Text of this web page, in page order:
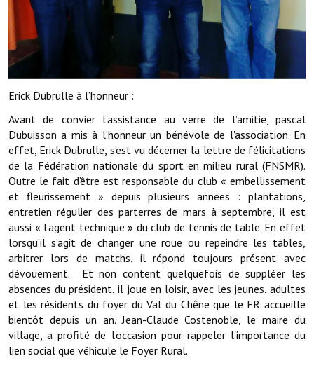
France Renov
Déchets ménagers, tri sélectif, encombrants
Services publics communaux
Démarches administratives
Urbanisme
Biens à louer
Terrains et maisons à vendre
Etablissements scolaires
Equipements sportifs
Bibliothèque
Commerçants, artisans
Commerces et professions libérales
Exploitants agricoles
Erick Dubrulle à l’honneur :
Avant de convier l’assistance au verre de l’amitié, pascal
Dubuisson a mis à l’honneur un bénévole de l'association. En
effet, Erick Dubrulle, s’est vu décerner la lettre de félicitations
de la Fédération nationale du sport en milieu rural (FNSMR).
Outre le fait d’être est responsable du club « embellissement
et fleurissement » depuis plusieurs années : plantations,
entretien régulier des parterres de mars à septembre, il est
aussi « l'agent technique » du club de tennis de table. En effet
lorsqu’il s’agit de changer une roue ou repeindre les tables,
arbitrer lors de matchs, il répond toujours présent avec
dévouement. Et non content quelquefois de suppléer les
absences du président, il joue en loisir, avec les jeunes, adultes
et les résidents du foyer du Val du Chêne que le FR accueille
bientôt depuis un an. Jean-Claude Costenoble, le maire du
village, a profité de l'occasion pour rappeler l'importance du
lien social que véhicule le Foyer Rural.